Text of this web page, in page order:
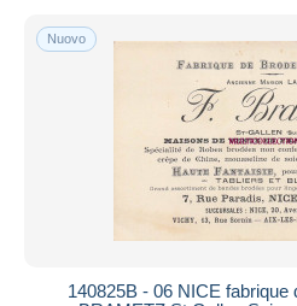
Nuovo
140825B - 06 NICE